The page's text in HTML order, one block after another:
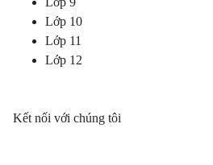
Lớp 10
Lớp 11
Lớp 12
Kết nối với chúng tôi